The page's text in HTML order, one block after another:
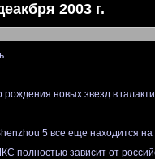
2003 г.
новых звезд в
5 все еще находится
полностью зависит от